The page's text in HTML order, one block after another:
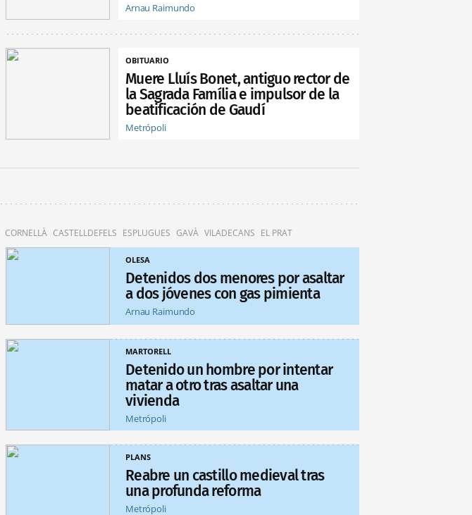
Arnau Raimundo
OBITUARIO
Muere Lluís Bonet, antiguo rector de
la Sagrada Família e impulsor de la
beatificación de Gaudí
Metrópoli
CORNELLÀ CASTELLDEFELS ESPLUGUES GAVÀ VILADECANS EL PRAT
OLESA
Detenidos dos menores por asaltar
a dos jóvenes con gas pimienta
Arnau Raimundo
MARTORELL
Detenido un hombre por intentar
matar a otro tras asaltar una
vivienda
Metrópoli
PLANS
Reabre un castillo medieval tras
una profunda reforma
Metrópoli